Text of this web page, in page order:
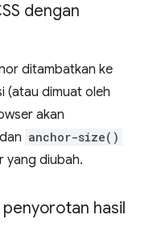
dengan
ditambatkan ke
(atau dimuat oleh
akan
dan anchor-size()
yang diubah.
hasil